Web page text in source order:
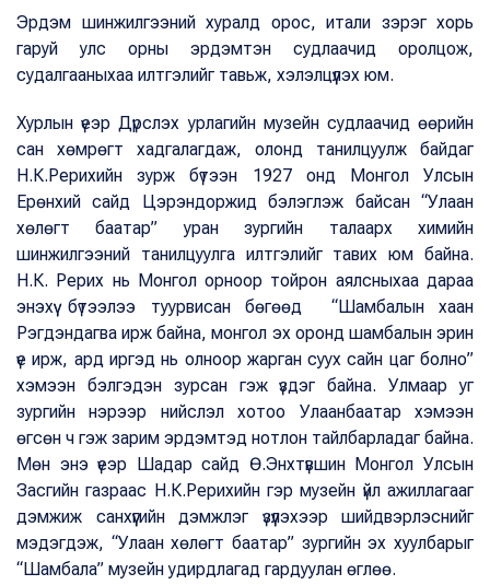
Эрдэм шинжилгээний хуралд орос, итали зэрэг хорь
гаруй улс орны эрдэмтэн судлаачид оролцож,
судалгааныхаа илтгэлийг тавьж, хэлэлцүүлэх юм.
Хурлын үеэр Дүрслэх урлагийн музейн судлаачид өөрийн
сан хөмрөгт хадгалагдаж, олонд танилцуулж байдаг
Н.К.Рерихийн зурж бүтээн 1927 онд Монгол Улсын
Ерөнхий сайд Цэрэндоржид бэлэглэж байсан “Улаан
хөлөгт баатар” уран зургийн талаарх химийн
шинжилгээний танилцуулга илтгэлийг тавих юм байна.
Н.К. Рерих нь Монгол орноор тойрон аялсныхаа дараа
энэхүү бүтээлээ туурвисан бөгөөд “Шамбалын хаан
Рэгдэндагва ирж байна, монгол эх оронд шамбалын эрин
үе ирж, ард иргэд нь олноор жарган суух сайн цаг болно”
хэмээн бэлгэдэн зурсан гэж үздэг байна. Улмаар уг
зургийн нэрээр нийслэл хотоо Улаанбаатар хэмээн
өгсөн ч гэж зарим эрдэмтэд нотлон тайлбарладаг байна.
Мөн энэ үеэр Шадар сайд Ө.Энхтүвшин Монгол Улсын
Засгийн газраас Н.К.Рерихийн гэр музейн үйл ажиллагааг
дэмжиж санхүүгийн дэмжлэг үзүүлэхээр шийдвэрлэснийг
мэдэгдэж, “Улаан хөлөгт баатар” зургийн эх хуулбарыг
“Шамбала” музейн удирдлагад гардуулан өглөө.